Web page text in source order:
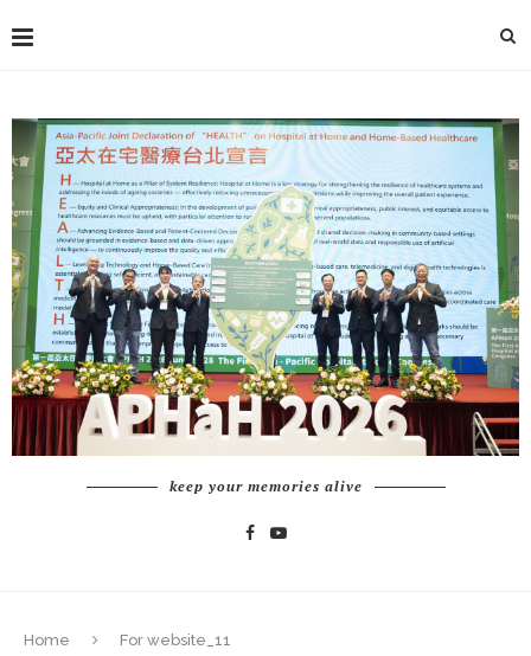
keep your memories alive
Home For website_11